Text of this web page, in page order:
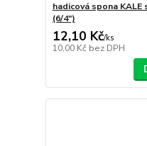
hadicová spona
(6/4")
12,10 Kč/ks
10,00 Kč bez DPH